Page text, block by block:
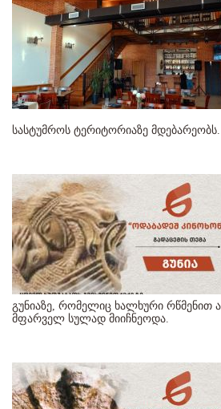
სასტუმროს ტერიტორიაზე მდებარეობს.
გუნიაზე, რომელიც ხალხური
მფარველ სულად მიიჩნეოდა.